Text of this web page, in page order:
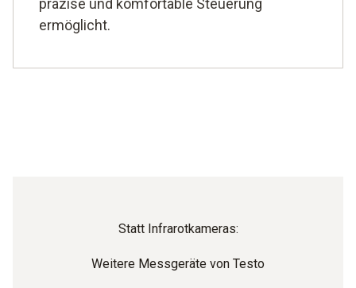
präzise und komfortable Steuerung
ermöglicht.
Statt Infrarotkameras:
Weitere Messgeräte von Testo